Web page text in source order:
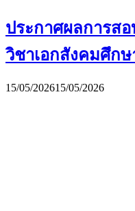
ประกาศผลการส
วิชาเอกสังคมศึกษ
15/05/202615/05/2026